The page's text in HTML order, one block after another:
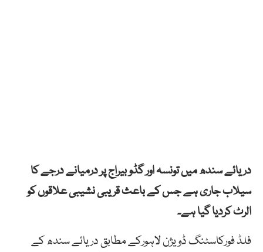
دریائے سندھ میں تونسہ اور گڈو بیراج پر درمیانے درجے کا
سیلاب جاری ہے جس کے باعث قریبی نشیبی علاقوں کو
الرٹ کردیا گیا ہے۔
فلڈ فورکاسٹنگ ڈویژن لاہورکے مطابق دریائے سندھ کے